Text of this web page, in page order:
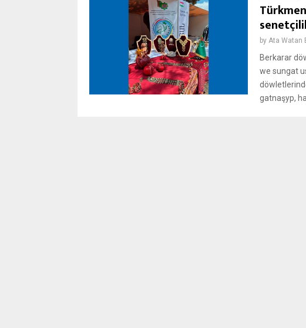
by Ata Watan
Berkarar
we sungat
gatnaşyp,